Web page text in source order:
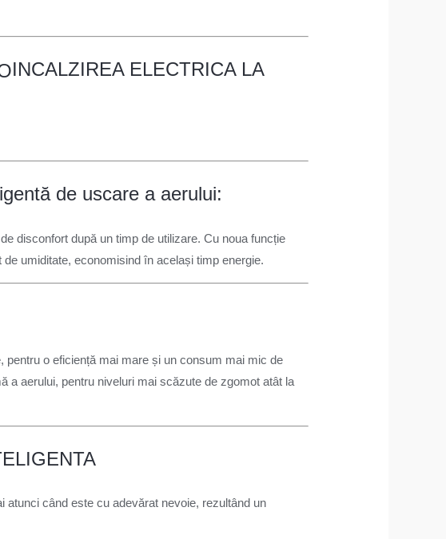
INCALZIREA ELECTRICA LA
de uscare a aerului:
disconfort după un timp de utilizare. Cu noua funcție
umiditate, economisind în același timp energie.
o eficiență mai mare și un consum mai mic de
a aerului, pentru niveluri mai scăzute de zgomot atât la
atunci când este cu adevărat nevoie, rezultând un